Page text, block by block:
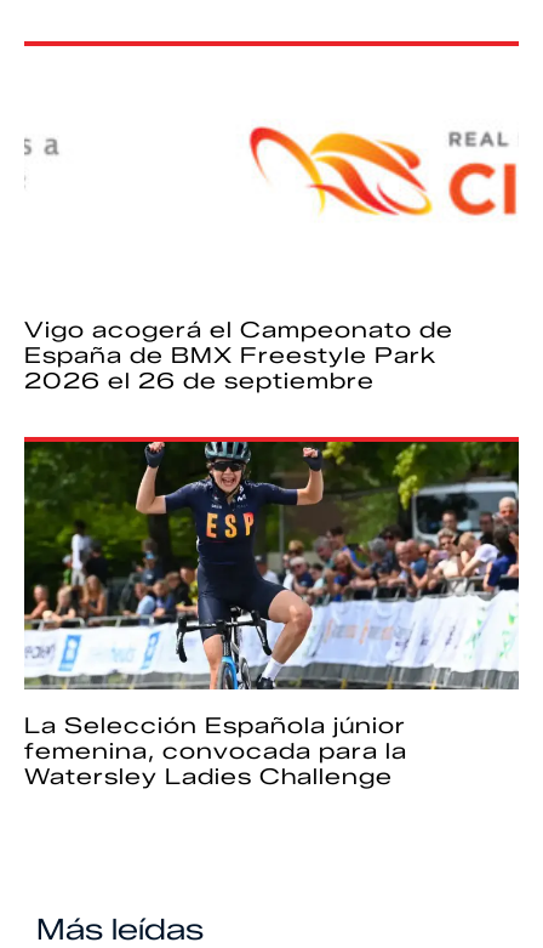
Vigo acogerá el Campeonato de
España de BMX Freestyle Park
2026 el 26 de septiembre
La Selección Española júnior
femenina, convocada para la
Watersley Ladies Challenge
Más leídas